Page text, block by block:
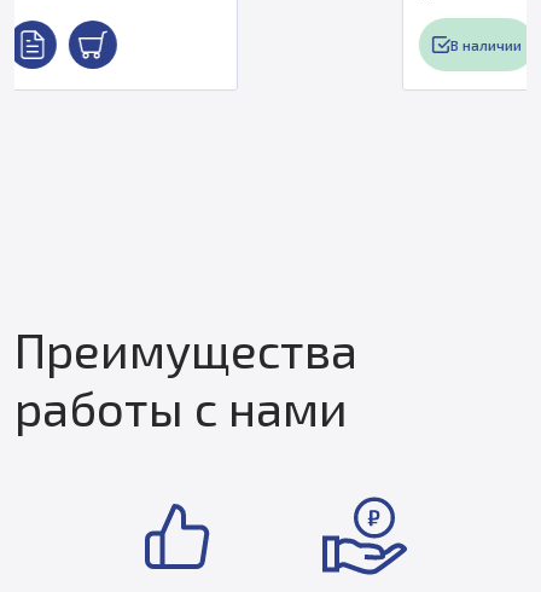
Преимущества
работы с нами